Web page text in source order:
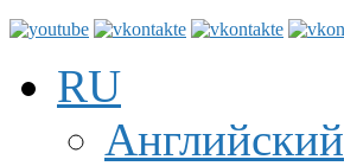
RU
Английский